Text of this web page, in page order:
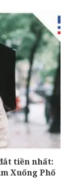
tiền nhất:
Xuống Phố